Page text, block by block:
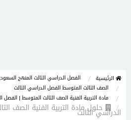
الرئيسية
الفصل الدراسي الثالث المنهج
الصف الثالث المتوسط الفصل الدراسي الثالث
مادة التربية الفنية الصف الثالث المتوسط | الفصل
حلول مادة التربية الفنية الصف
الدراسي الثالث